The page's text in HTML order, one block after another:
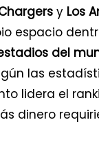
y Los
espacio
del
las
lidera el
dinero